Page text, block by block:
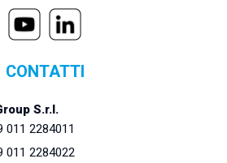
CONTATTI
S.r.l.
011 2284011
011 2284022